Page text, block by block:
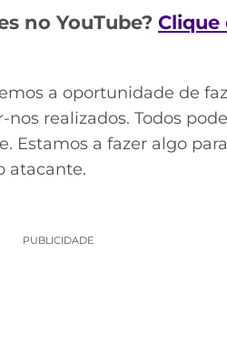
no YouTube? Clique
a oportunidade de
realizados. Todos
Estamos a fazer algo
atacante.
PUBLICIDADE